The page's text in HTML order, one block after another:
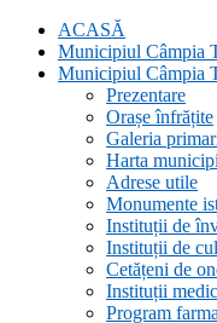
ACASĂ
Municipiul Câmpia
Municipiul Câmpia
Prezentare
Orașe înfrățite
Galeria
Harta
Adrese utile
Monumente
Instituții de
Instituții de
Cetățeni de
Instituții
Program